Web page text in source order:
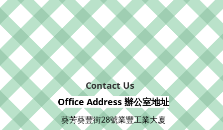
Contact Us
Office Address 辦公室地址
葵芳葵豐街28號業豐工業大廈